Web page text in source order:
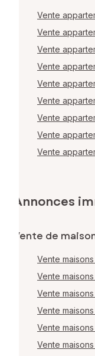
Vente
Vente
Vente
Vente
Vente
Vente
Vente
Vente
Vente
Annonces
Vente de
Vente maisons
Vente
Vente
Vente
Vente
Vente